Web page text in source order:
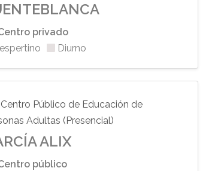
privado
Diurno
Centro Público de Educación de
Adultas (Presencial)
ALIX
público